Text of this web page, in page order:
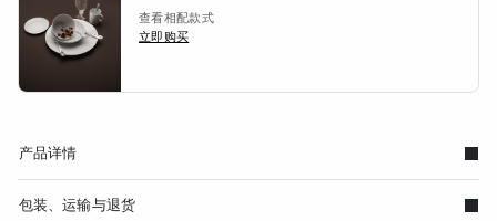
查看相配款式
立即购买
产品详情
包装、运输与退货